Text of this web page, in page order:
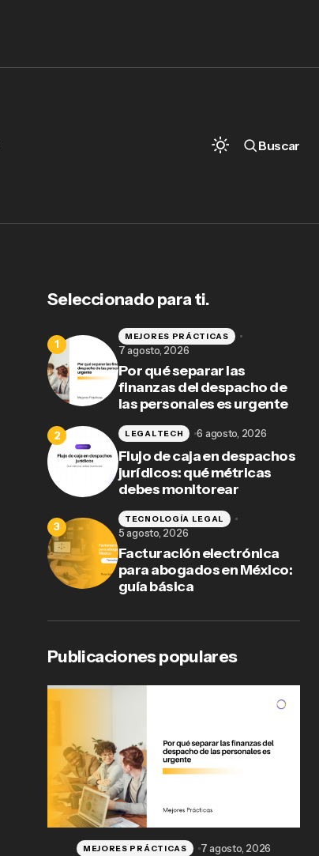
Buscar
Seleccionado para ti.
Por qué separar las
finanzas del despacho de
las personales es urgente
MEJORES PRÁCTICAS
7 agosto, 2026
Flujo de caja en despachos
jurídicos: qué métricas
debes monitorear
LEGALTECH 6 agosto, 2026
Facturación electrónica
para abogados en México:
guía básica
TECNOLOGÍA LEGAL
5 agosto, 2026
Publicaciones populares
MEJORES PRÁCTICAS 7 agosto, 2026